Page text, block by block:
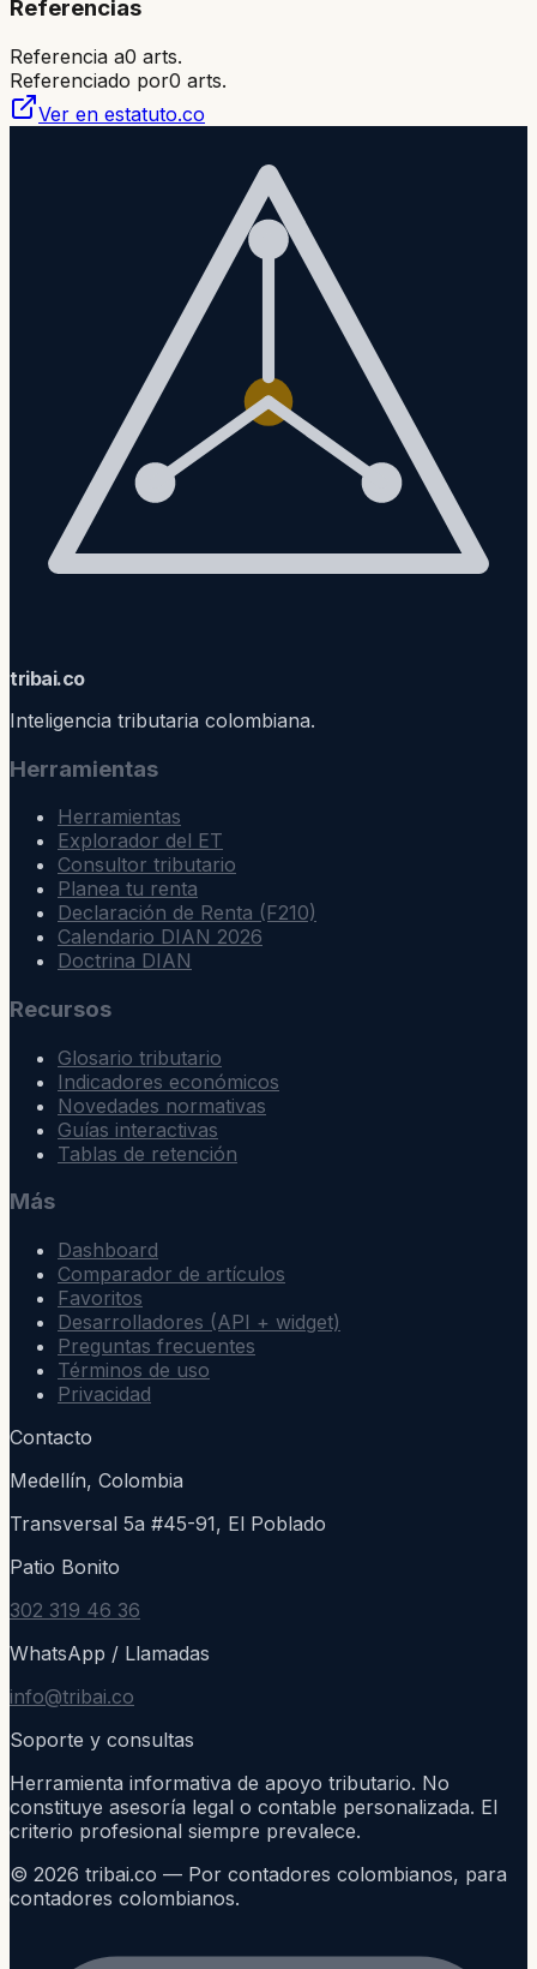
Referencias
Referencia a0 arts.
Referenciado por0 arts.
Ver en estatuto.co
tribai.co
Inteligencia tributaria colombiana.
Herramientas
Herramientas
Explorador del ET
Consultor tributario
Planea tu renta
Declaración de Renta (F210)
Calendario DIAN 2026
Doctrina DIAN
Recursos
Glosario tributario
Indicadores económicos
Novedades normativas
Guías interactivas
Tablas de retención
Más
Dashboard
Comparador de artículos
Favoritos
Desarrolladores (API + widget)
Preguntas frecuentes
Términos de uso
Privacidad
Contacto
Medellín, Colombia
Transversal 5a #45-91, El Poblado
Patio Bonito
302 319 46 36
WhatsApp / Llamadas
info@tribai.co
Soporte y consultas
Herramienta informativa de apoyo tributario. No
constituye asesoría legal o contable personalizada. El
criterio profesional siempre prevalece.
© 2026 tribai.co — Por contadores colombianos, para
contadores colombianos.